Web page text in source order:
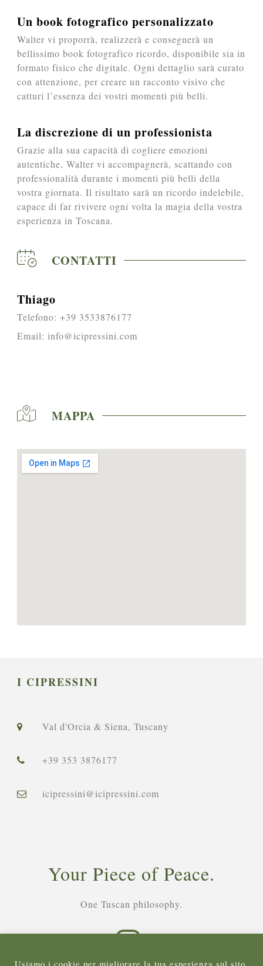
Un book fotografico personalizzato
Walter vi proporrà, realizzerà e consegnerà un
bellissimo book fotografico ricordo, disponibile sia in
formato fisico che digitale. Ogni dettaglio sarà curato
con attenzione, per creare un racconto visivo che
catturi l’essenza dei vostri momenti più belli.
La discrezione di un professionista
Grazie alla sua capacità di cogliere emozioni
autentiche, Walter vi accompagnerà, scattando con
professionalità durante i momenti più belli della
vostra giornata. Il risultato sarà un ricordo indelebile,
capace di far rivivere ogni volta la magia della vostra
esperienza in Toscana.
CONTATTI
Thiago
Telefono: +39 3533876177
Email: info@icipressini.com
MAPPA
I CIPRESSINI
Val d'Orcia & Siena, Tuscany
+39 353 3876177
icipressini@icipressini.com
Your Piece of Peace.
One Tuscan philosophy.